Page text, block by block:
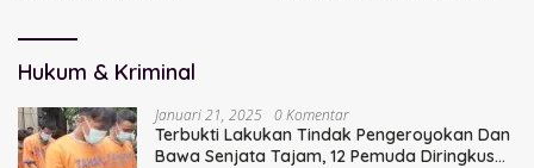
Hukum & Kriminal
Januari 21, 2025 0 Komentar
Terbukti Lakukan Tindak Pengeroyokan Dan
Bawa Senjata Tajam, 12 Pemuda Diringkus